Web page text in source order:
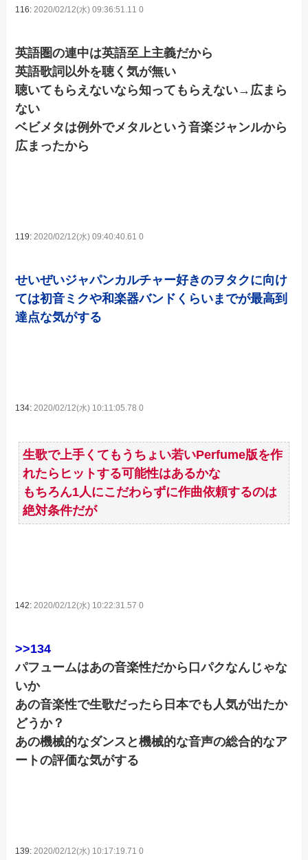
116:2020/02/12(水) 09:36:51.11 0
英語圏の連中は英語至上主義だから
英語歌詞以外を聴く気が無い
聴いてもらえないなら知ってもらえない→広まら
ない
ベビメタは例外でメタルという音楽ジャンルから
広まったから
119:2020/02/12(水) 09:40:40.61 0
せいぜいジャパンカルチャー好きのヲタクに向け
ては初音ミクや和楽器バンドくらいまでが最高到
達点な気がする
134: 2020/02/12(水) 10:11:05.78 0
生歌で上手くてもうちょい若いPerfume版を作
れたらヒットする可能性はあるかな
もちろん1人にこだわらずに作曲依頼するのは
絶対条件だが
142:2020/02/12(水) 10:22:31.57 0
>>134
パフュームはあの音楽性だから口パクなんじゃな
いか
あの音楽性で生歌だったら日本でも人気が出たか
どうか？
あの機械的なダンスと機械的な音声の総合的なア
ートの評価な気がする
139:2020/02/12(水) 10:17:19.71 0